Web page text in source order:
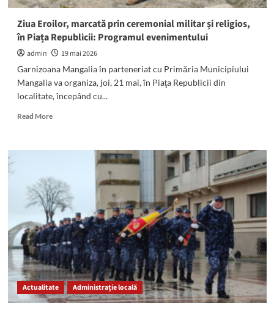
Ziua Eroilor, marcată prin ceremonial militar și religios,
în Piața Republicii: Programul evenimentului
admin
19 mai 2026
Garnizoana Mangalia în parteneriat cu Primăria Municipiului
Mangalia va organiza, joi, 21 mai, în Piaţa Republicii din
localitate, începând cu...
Read MoreRead
Ziua
prin
ceremonial
militar
și
religios,
în
Piața
Republicii:
Programul
evenimentului
Actualitate Administrație locală